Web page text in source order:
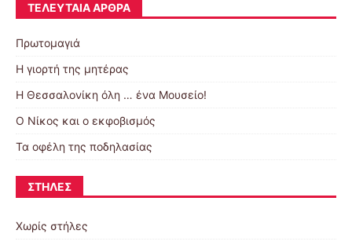
ΤΕΛΕΥΤΑΊΑ ΆΡΘΡΑ
Πρωτομαγιά
Η γιορτή της μητέρας
Η Θεσσαλονίκη όλη … ένα Μουσείο!
Ο Νίκος και ο εκφοβισμός
Τα οφέλη της ποδηλασίας
ΣΤΉΛΕΣ
Χωρίς στήλες